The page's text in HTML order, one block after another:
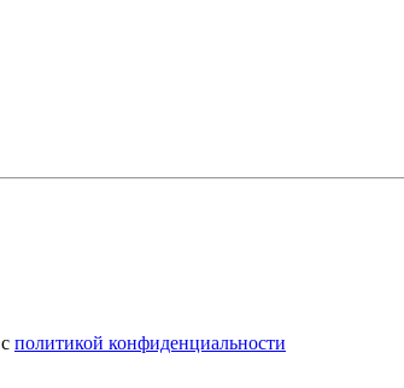
политикой конфиденциальности